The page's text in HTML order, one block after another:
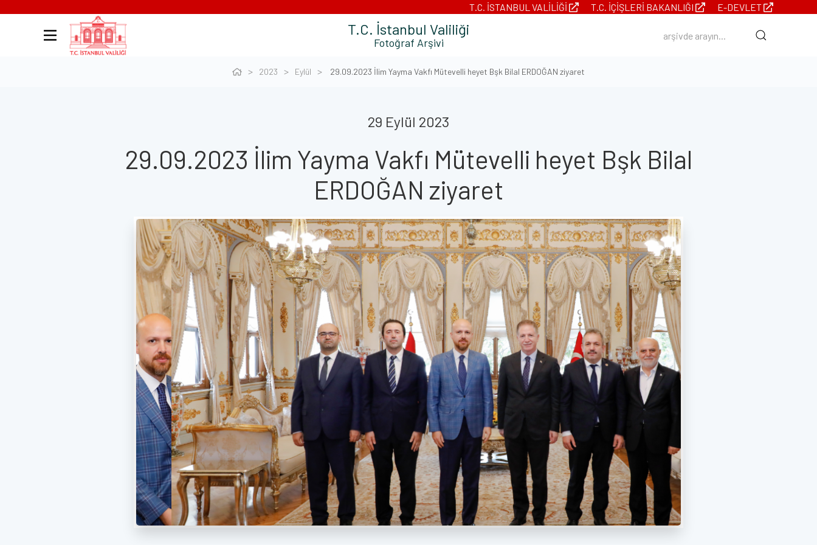
T.C. İSTANBUL VALILIĞI T.C. İÇIŞLERI BAKANLIĞI E-DEVLET
T.C. İstanbul Valiliği
Fotoğraf Arşivi
2023 Eylül 29.09.2023 İlim Yayma Vakfı Mütevelli heyet Bşk Bilal ERDOĞAN ziyaret
29 Eylül 2023
29.09.2023 İlim Yayma Vakfı Mütevelli heyet Bşk Bilal
ERDOĞAN ziyaret